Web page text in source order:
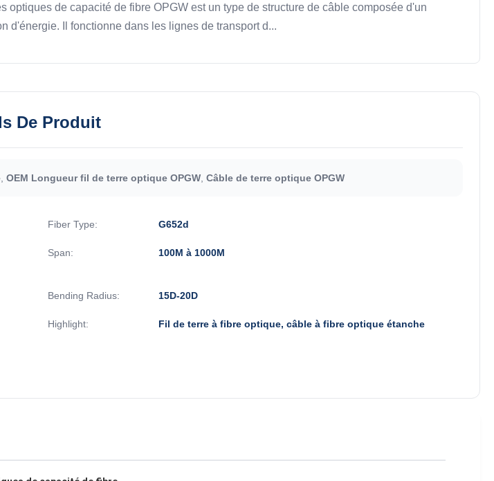
de capacité de fibre OPGW est un type de structure de câble composée d'un
d'énergie. Il fonctionne dans les lignes de transport d...
De Produit
OEM Longueur fil de terre optique OPGW Câble de terre optique OPGW
Fiber Type: G652d
Span: 100M à 1000M
Bending Radius: 15D-20D
Highlight: Fil de terre à fibre optique, câble à fibre optique étanche